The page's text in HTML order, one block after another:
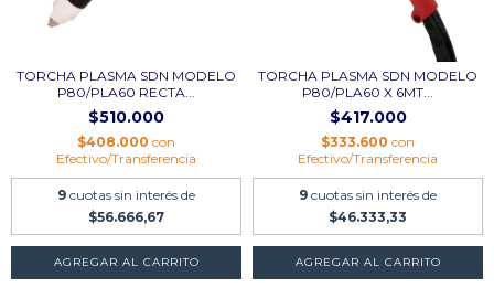
TORCHA PLASMA SDN MODELO
P80/PLA60 RECTA...
$510.000
$408.000 con
Efectivo/Transferencia
9 cuotas sin interés de
$56.666,67
TORCHA PLASMA SDN MODELO
P80/PLA60 X 6MT...
$417.000
$333.600 con
Efectivo/Transferencia
9 cuotas sin interés de
$46.333,33